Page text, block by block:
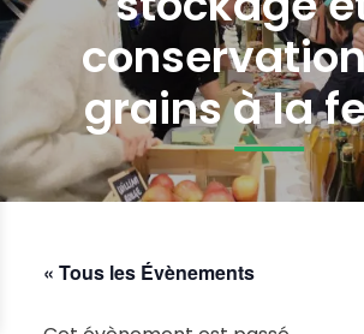
grains à la
« Tous les Évènements